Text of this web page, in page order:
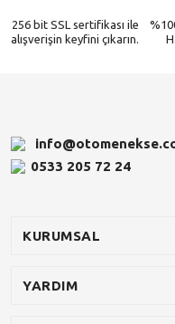
256 bit SSL sertifikası ile
alışverişin keyfini çıkarın.
0533 205 72 24
KURUMSAL
YARDIM